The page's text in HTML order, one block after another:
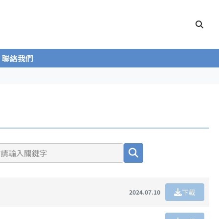
聯絡我們
2024.07.10 下載